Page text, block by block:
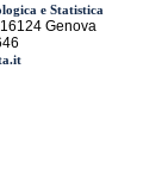
e Statistica
Genova